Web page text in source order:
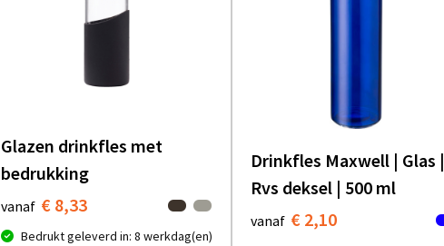
Glazen drinkfles met
bedrukking
vanaf € 8,33
Bedrukt geleverd in: 8 werkdag(en)
Drinkfles Maxwell | Glas |
Rvs deksel | 500 ml
vanaf € 2,10